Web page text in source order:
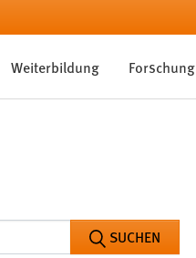
Weiterbildung Forschung
SUCHEN